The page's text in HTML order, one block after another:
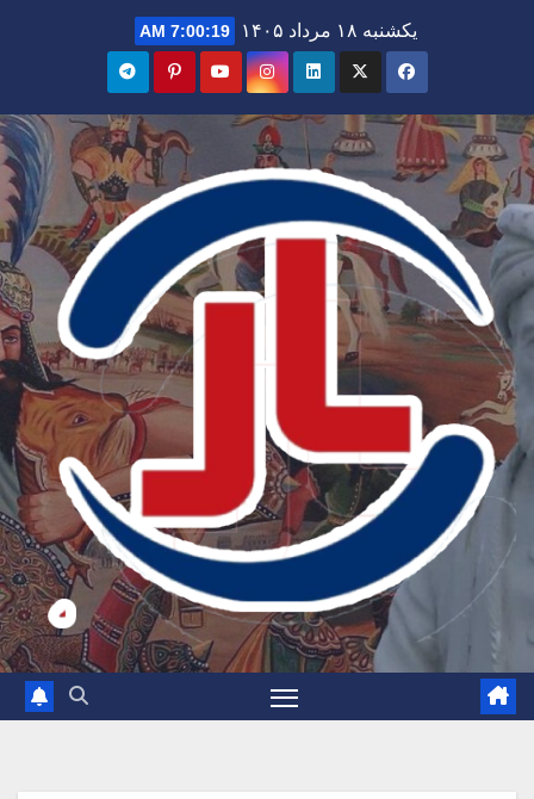
یکشنبه ۱۸ مرداد ۱۴۰۵ 7:00:20 AM